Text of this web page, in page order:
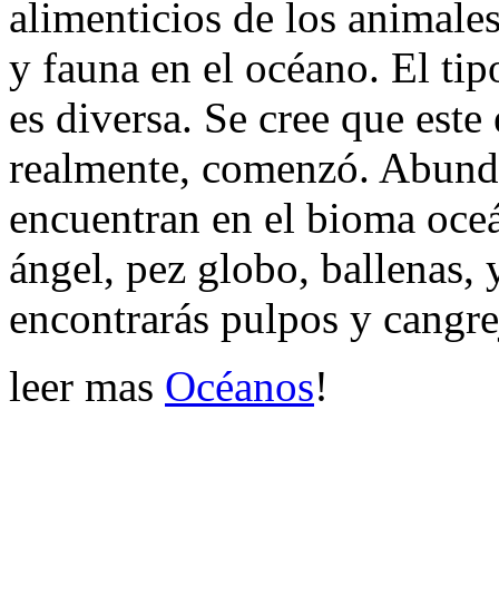
alimenticios de los
y fauna en el océano. El
es diversa. Se cree que
realmente, comenzó.
encuentran en el bioma
ángel, pez globo, ballenas,
encontrarás pulpos y
leer mas Océanos!